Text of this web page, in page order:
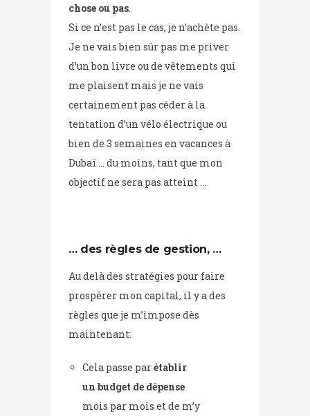
chose ou pas.
Si ce n’est pas le cas, je n’achète pas.
Je ne vais bien sûr pas me priver
d’un bon livre ou de vêtements qui
me plaisent mais je ne vais
certainement pas céder à la
tentation d’un vélo électrique ou
bien de 3 semaines en vacances à
Dubaï … du moins, tant que mon
objectif ne sera pas atteint …
… des règles de gestion, …
Au delà des stratégies pour faire
prospérer mon capital, il y a des
règles que je m’impose dès
maintenant:
Cela passe parétablir
un budget de dépense
mois par mois et de m’y